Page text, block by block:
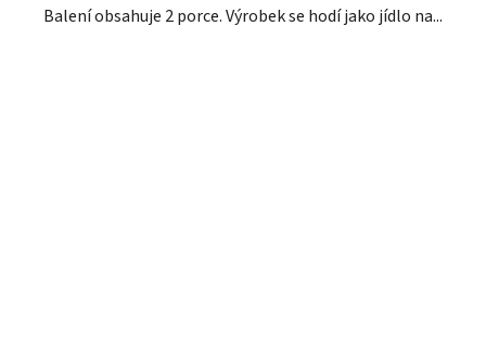
Balení obsahuje 2 porce. Výrobek se hodí jako jídlo na...